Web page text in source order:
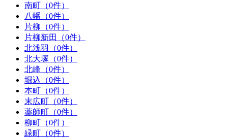
南町（0件）
八幡（0件）
片柳（0件）
片柳新田（0件）
北浅羽（0件）
北大塚（0件）
北峰（0件）
堀込（0件）
本町（0件）
末広町（0件）
薬師町（0件）
柳町（0件）
緑町（0件）